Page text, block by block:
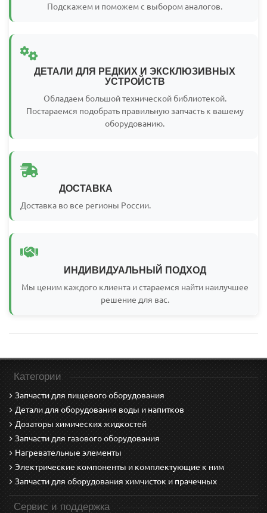
Подскажем и поможем с выбором аналогов.
ДЕТАЛИ ДЛЯ РЕДКИХ И ЭКСКЛЮЗИВНЫХ
УСТРОЙСТВ
Обладаем большой технической библиотекой.
Постараемся подобрать правильную запчасть к вашему
оборудованию.
ДОСТАВКА
Доставка во все регионы России.
ИНДИВИДУАЛЬНЫЙ ПОДХОД
Мы ценим каждого клиента и стараемся найти наилучшее
решение для вас.
Категории
Запчасти для пищевого оборудования
Детали для оборудования воды и напитков
Дозаторы химических жидкостей
Запчасти для газового оборудования
Нагревательные элементы
Электрические компоненты и комплектующие к ним
Запчасти для оборудования химчисток и прачечных
Сервис и поддержка